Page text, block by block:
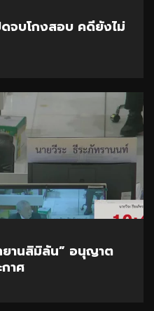
จบโกงสอบ คดียังไม่
านสิมิลัน” อนุญาต
าศ